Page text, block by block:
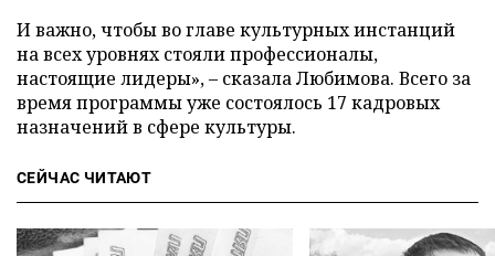
И важно, чтобы во главе культурных инстанций
на всех уровнях стояли профессионалы,
настоящие лидеры», – сказала Любимова. Всего за
время программы уже состоялось 17 кадровых
назначений в сфере культуры.
СЕЙЧАС ЧИТАЮТ